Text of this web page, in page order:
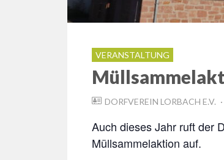
VERANSTALTUNG
DORFVEREIN LORBACH E.V.
Auch dieses Jahr ruft der
Müllsammelaktion auf.